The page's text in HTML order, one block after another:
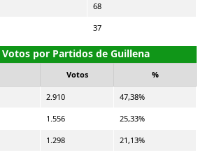
68
37
Votos por Partidos de Guillena
Votos %
2.910 47,38%
1.556 25,33%
1.298 21,13%